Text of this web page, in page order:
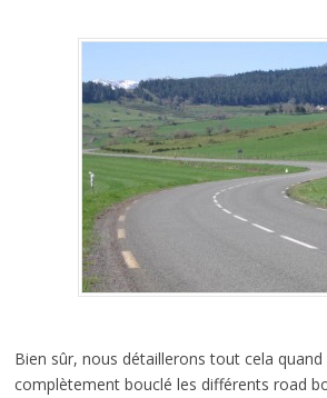
Bien sûr, nous détaillerons tout cela
complètement bouclé les différents road